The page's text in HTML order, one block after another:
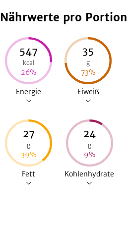
Nährwerte pro Portion
547
kcal
26%
Energie
35
g
73%
Eiweiß
27
g
39%
Fett
24
g
9%
Kohlenhydrate